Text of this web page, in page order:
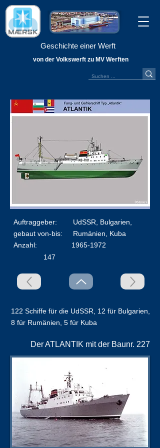
Geschichte einer Werft
von der Volkswerft zu MV Werften
Auftraggeber:
​gebaut von-bis:
Anzahl:
UdSSR, Bulgarien,
Rumänien, Kuba
1965-1972
147
122 Schiffe für die UdSSR, 12 für Bulgarien,
8 für Rumänien, 5 für Kuba
Der ATLANTIK mit der Baunr. 227